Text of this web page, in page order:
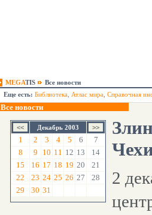
MEGATIS
Все новости
Еще есть: Библиотека Атлас мира Справочная
Все новости
Декабрь 2003
1 2 3 4 5 6
7
8
9 10 11 12 13
14
15
16 17 18 19 20
21
22
23 24 25 26 27
28
29
30 31
2